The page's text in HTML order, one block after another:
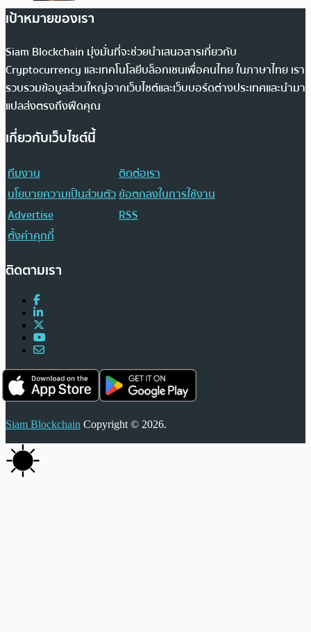
เป้าหมายของเรา
Siam Blockchain มุ่งมั่นที่จะช่วยนำเสนอสารเกี่ยวกับ
Cryptocurrency และเทคโนโลยีบล็อกเชนเพื่อคนไทย ในภาษาไทย เรา
รวบรวมข้อมูลส่วนใหญ่จากเว็บไซต์และเว็บบอร์ดต่างประเทศและนำมา
แปลส่งตรงถึงฟีดคุณ
เกี่ยวกับเว็บไซต์นี้
ทีมงาน
ติดต่อเรา
นโยบายความเป็นส่วนตัวข้อตกลงในการใช้งาน
Advertise
RSS
ตั้งค่าคุกกี้
ติดตามเรา
Siam Blockchain Copyright © 2026.